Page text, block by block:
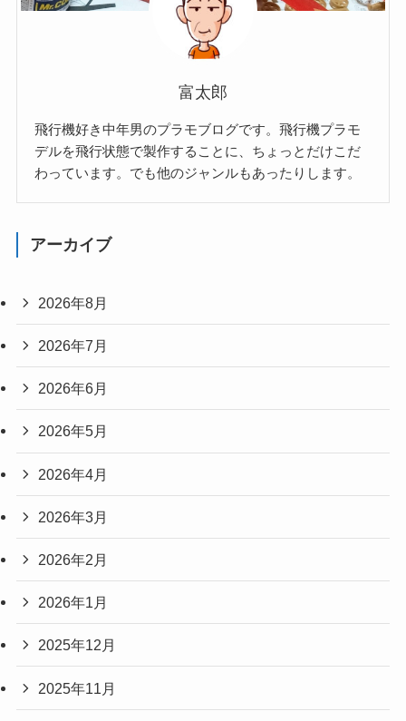
富太郎
飛行機好き中年男のプラモブログです。飛行機プラモ
デルを飛行状態で製作することに、ちょっとだけこだ
わっています。でも他のジャンルもあったりします。
アーカイブ
2026年8月
2026年7月
2026年6月
2026年5月
2026年4月
2026年3月
2026年2月
2026年1月
2025年12月
2025年11月